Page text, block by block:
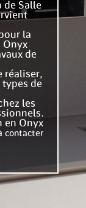
de Salle
la
Onyx
de
réaliser,
de
les
en Onyx
contacter